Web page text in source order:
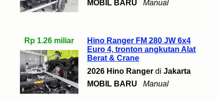
MOBIL BARU
Manual
Rp 1.26 miliar
Hino Ranger FM 280 JW 6x4
Euro 4, tronton angkutan Alat
Berat & Crane
2026 Hino Ranger di Jakarta
MOBIL BARU
Manual